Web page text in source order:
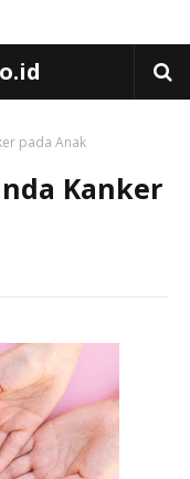
pada Anak
Kanker